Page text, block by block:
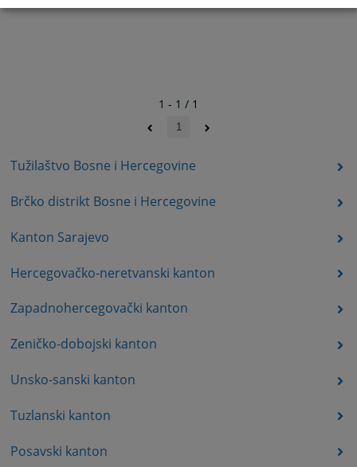
Tužilaštvo Bosne i Hercegovine
Brčko distrikt Bosne i Hercegovine
Kanton Sarajevo
Hercegovačko-neretvanski kanton
Zapadnohercegovački kanton
Zeničko-dobojski kanton
Unsko-sanski kanton
Tuzlanski kanton
Posavski kanton
1 - 1 / 1
1